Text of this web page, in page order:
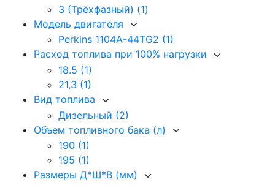
3 (Трёхфазный) (1)
Модель двигателя
Perkins 1104A-44TG2 (1)
Расход топлива при 100% нагрузки
18.5 (1)
21,3 (1)
Вид топлива
Дизельный (2)
Объем топливного бака (л)
190 (1)
195 (1)
Размеры Д*Ш*В (мм)